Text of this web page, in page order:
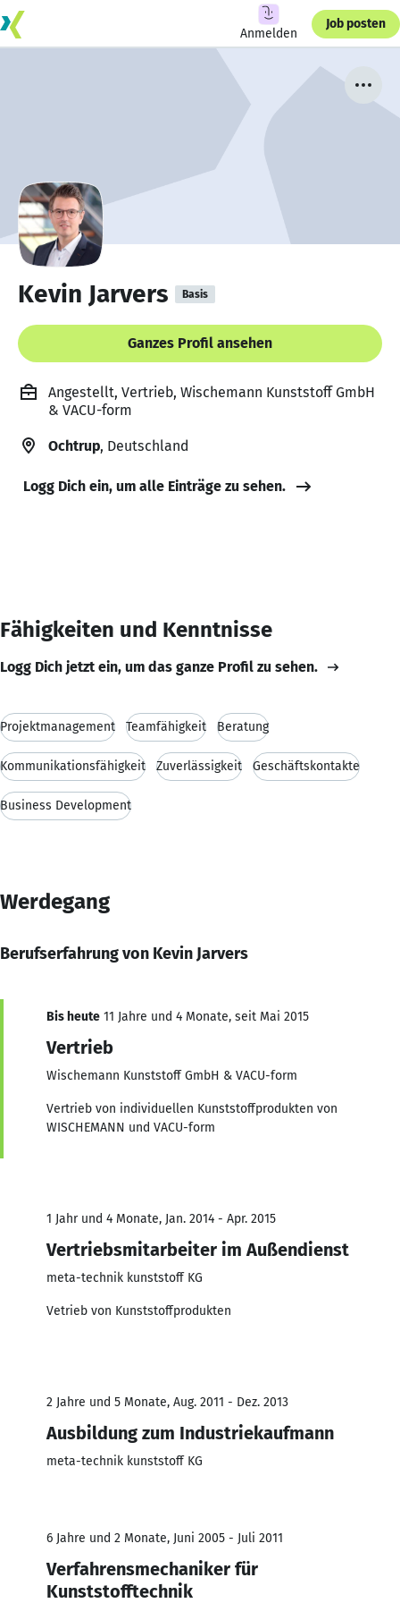
Anmelden
Job posten
Kevin Jarvers Basis
Ganzes Profil ansehen
Angestellt, Vertrieb, Wischemann Kunststoff GmbH
& VACU-form
Ochtrup, Deutschland
Logg Dich ein, um alle Einträge zu sehen.
Fähigkeiten und Kenntnisse
Logg Dich jetzt ein, um das ganze Profil zu sehen.
Projektmanagement Teamfähigkeit Beratung
Kommunikationsfähigkeit Zuverlässigkeit Geschäftskontakte
Business Development
Werdegang
Berufserfahrung von Kevin Jarvers
Bis heute 11 Jahre und 4 Monate, seit Mai 2015
Vertrieb
Wischemann Kunststoff GmbH & VACU-form
Vertrieb von individuellen Kunststoffprodukten von
WISCHEMANN und VACU-form
1 Jahr und 4 Monate, Jan. 2014 - Apr. 2015
Vertriebsmitarbeiter im Außendienst
meta-technik kunststoff KG
Vetrieb von Kunststoffprodukten
2 Jahre und 5 Monate, Aug. 2011 - Dez. 2013
Ausbildung zum Industriekaufmann
meta-technik kunststoff KG
6 Jahre und 2 Monate, Juni 2005 - Juli 2011
Verfahrensmechaniker für
Kunststofftechnik